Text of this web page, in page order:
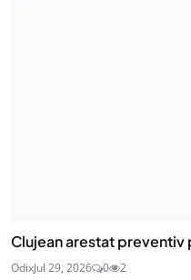
Clujean arestat
OdixJul 29, 2026 0 2